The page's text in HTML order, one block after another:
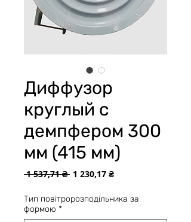
Диффузор
круглый с
демпфером 300
мм (415 мм)
1 537,71 ₴ Обычная
1 230,17 ₴Спеццена
Тип повітророзподільника за
формою *